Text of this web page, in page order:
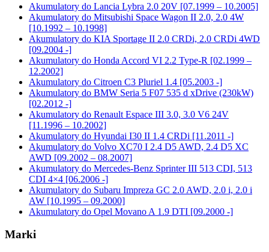
Akumulatory do Lancia Lybra 2.0 20V [07.1999 – 10.2005]
Akumulatory do Mitsubishi Space Wagon II 2.0, 2.0 4W
[10.1992 – 10.1998]
Akumulatory do KIA Sportage II 2.0 CRDi, 2.0 CRDi 4WD
[09.2004 -]
Akumulatory do Honda Accord VI 2.2 Type-R [02.1999 –
12.2002]
Akumulatory do Citroen C3 Pluriel 1.4 [05.2003 -]
Akumulatory do BMW Seria 5 F07 535 d xDrive (230kW)
[02.2012 -]
Akumulatory do Renault Espace III 3.0, 3.0 V6 24V
[11.1996 – 10.2002]
Akumulatory do Hyundai I30 II 1.4 CRDi [11.2011 -]
Akumulatory do Volvo XC70 I 2.4 D5 AWD, 2.4 D5 XC
AWD [09.2002 – 08.2007]
Akumulatory do Mercedes-Benz Sprinter III 513 CDI, 513
CDI 4×4 [06.2006 -]
Akumulatory do Subaru Impreza GC 2.0 AWD, 2.0 i, 2.0 i
AW [10.1995 – 09.2000]
Akumulatory do Opel Movano A 1.9 DTI [09.2000 -]
Marki